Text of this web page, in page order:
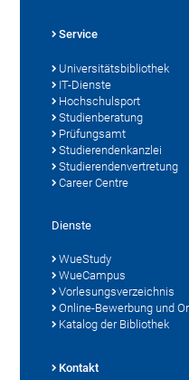
Service
Universitätsbibliothek
IT-Dienste
Hochschulsport
Studienberatung
Prüfungsamt
Studierendenkanzlei
Studierendenvertretung
Career Centre
Dienste
WueStudy
WueCampus
Vorlesungsverzeichnis
Online-Bewerbung und
Katalog der Bibliothek
Kontakt